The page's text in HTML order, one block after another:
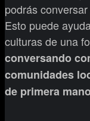
podrás
Esto puede
culturas de una
conversando
comunidades
de primera